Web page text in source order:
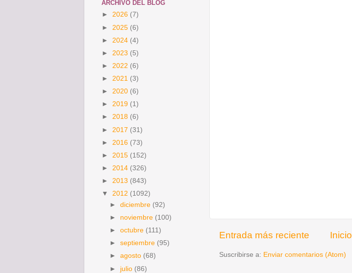
Entrada más reciente Inicio
Suscribirse a: Enviar comentarios (Atom)
ARCHIVO DEL BLOG
► 2026 (7)
► 2025 (6)
► 2024 (4)
► 2023 (5)
► 2022 (6)
► 2021 (3)
► 2020 (6)
► 2019 (1)
► 2018 (6)
► 2017 (31)
► 2016 (73)
► 2015 (152)
► 2014 (326)
► 2013 (843)
▼ 2012 (1092)
►diciembre (92)
► noviembre (100)
►octubre (111)
►septiembre (95)
►agosto (68)
► julio (86)